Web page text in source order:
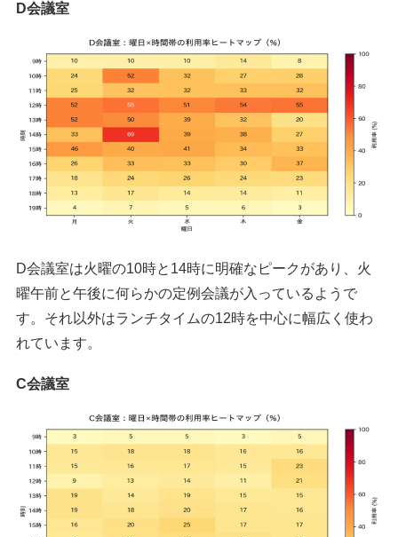
D会議室
D会議室は火曜の10時と14時に明確なピークがあり、火
曜午前と午後に何らかの定例会議が入っているようで
す。それ以外はランチタイムの12時を中心に幅広く使わ
れています。
C会議室